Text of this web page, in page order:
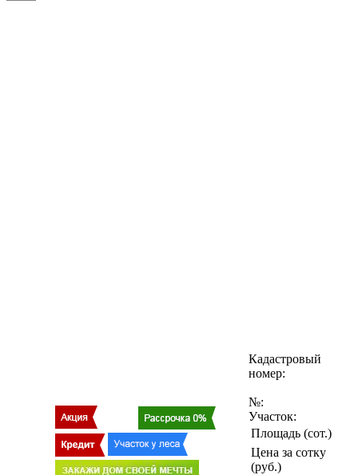
Кадастровый
номер:
№:
Участок:
Площадь (сот.)
Цена за сотку
(руб.)